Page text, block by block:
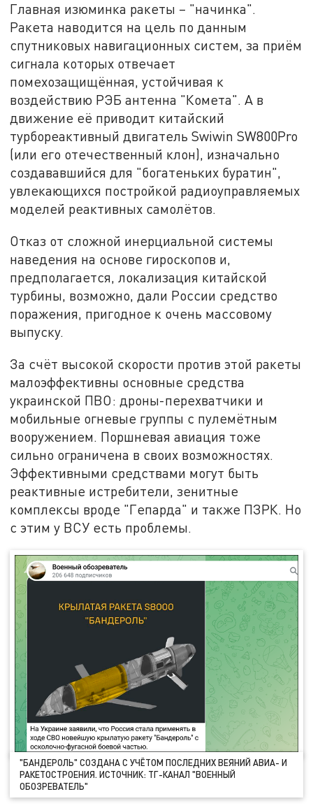
Главная изюминка ракеты – "начинка".
Ракета наводится на цель по данным
спутниковых навигационных систем, за приём
сигнала которых отвечает
помехозащищённая, устойчивая к
воздействию РЭБ антенна "Комета". А в
движение её приводит китайский
турбореактивный двигатель Swiwin SW800Pro
(или его отечественный клон), изначально
создававшийся для "богатеньких буратин",
увлекающихся постройкой радиоуправляемых
моделей реактивных самолётов.
Отказ от сложной инерциальной системы
наведения на основе гироскопов и,
предполагается, локализация китайской
турбины, возможно, дали России средство
поражения, пригодное к очень массовому
выпуску.
За счёт высокой скорости против этой ракеты
малоэффективны основные средства
украинской ПВО: дроны-перехватчики и
мобильные огневые группы с пулемётным
вооружением. Поршневая авиация тоже
сильно ограничена в своих возможностях.
Эффективными средствами могут быть
реактивные истребители, зенитные
комплексы вроде "Гепарда" и также ПЗРК. Но
с этим у ВСУ есть проблемы.
"БАНДЕРОЛЬ" СОЗДАНА С УЧЁТОМ ПОСЛЕДНИХ ВЕЯНИЙ АВИА- И
РАКЕТОСТРОЕНИЯ. ИСТОЧНИК: ТГ-КАНАЛ "ВОЕННЫЙ
ОБОЗРЕВАТЕЛЬ"